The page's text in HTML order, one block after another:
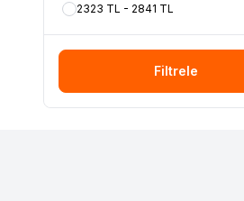
2323 TL - 2841 TL
Filtrele